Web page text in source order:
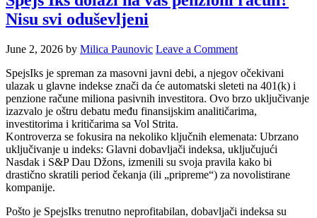
Nisu svi oduševljeni
June 2, 2026 by Milica Paunovic Leave a Comment
SpejsIks je spreman za masovni javni debi, a njegov očekivani
ulazak u glavne indekse znači da će automatski sleteti na 401(k) i
penzione račune miliona pasivnih investitora. Ovo brzo uključivanje
izazvalo je oštru debatu među finansijskim analitičarima,
investitorima i kritičarima sa Vol Strita.
Kontroverza se fokusira na nekoliko ključnih elemenata: Ubrzano
uključivanje u indeks: Glavni dobavljači indeksa, uključujući
Nasdak i S&P Dau Džons, izmenili su svoja pravila kako bi
drastično skratili period čekanja (ili „pripreme“) za novolistirane
kompanije.
Pošto je SpejsIks trenutno neprofitabilan, dobavljači indeksa su